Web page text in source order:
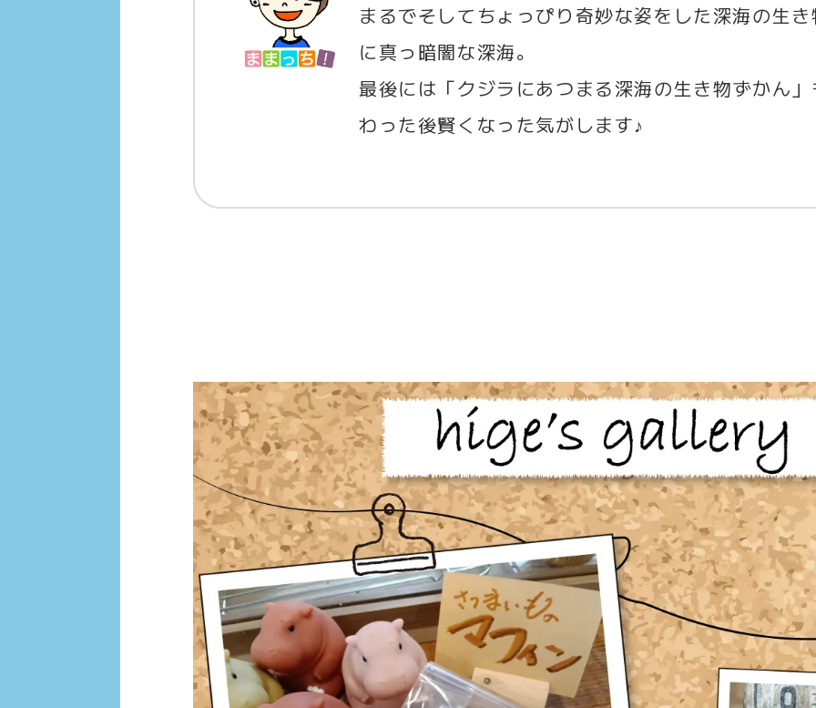
まるでそしてちょっぴり奇妙な姿をした深海の生
に真っ暗闇な深海。
最後には「クジラにあつまる深海の生き物ずかん
わった後賢くなった気がします♪